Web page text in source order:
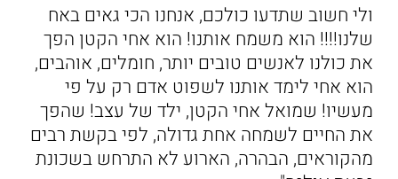
ולי חשוב שתדעו כולכם, אנחנו הכי גאים באח
שלנו!!!! הוא משמח אותנו! הוא אחי הקטן הפך
את כולנו לאנשים טובים יותר, חומלים, אוהבים,
הוא אחי לימד אותנו לשפוט אדם רק על פי
מעשיו! שמואל אחי הקטן, ילד של עצב! שהפך
את החיים לשמחה אחת גדולה, לפי בקשת רבים
מהקוראים, הבהרה, הארוע לא התרחש בשכונת